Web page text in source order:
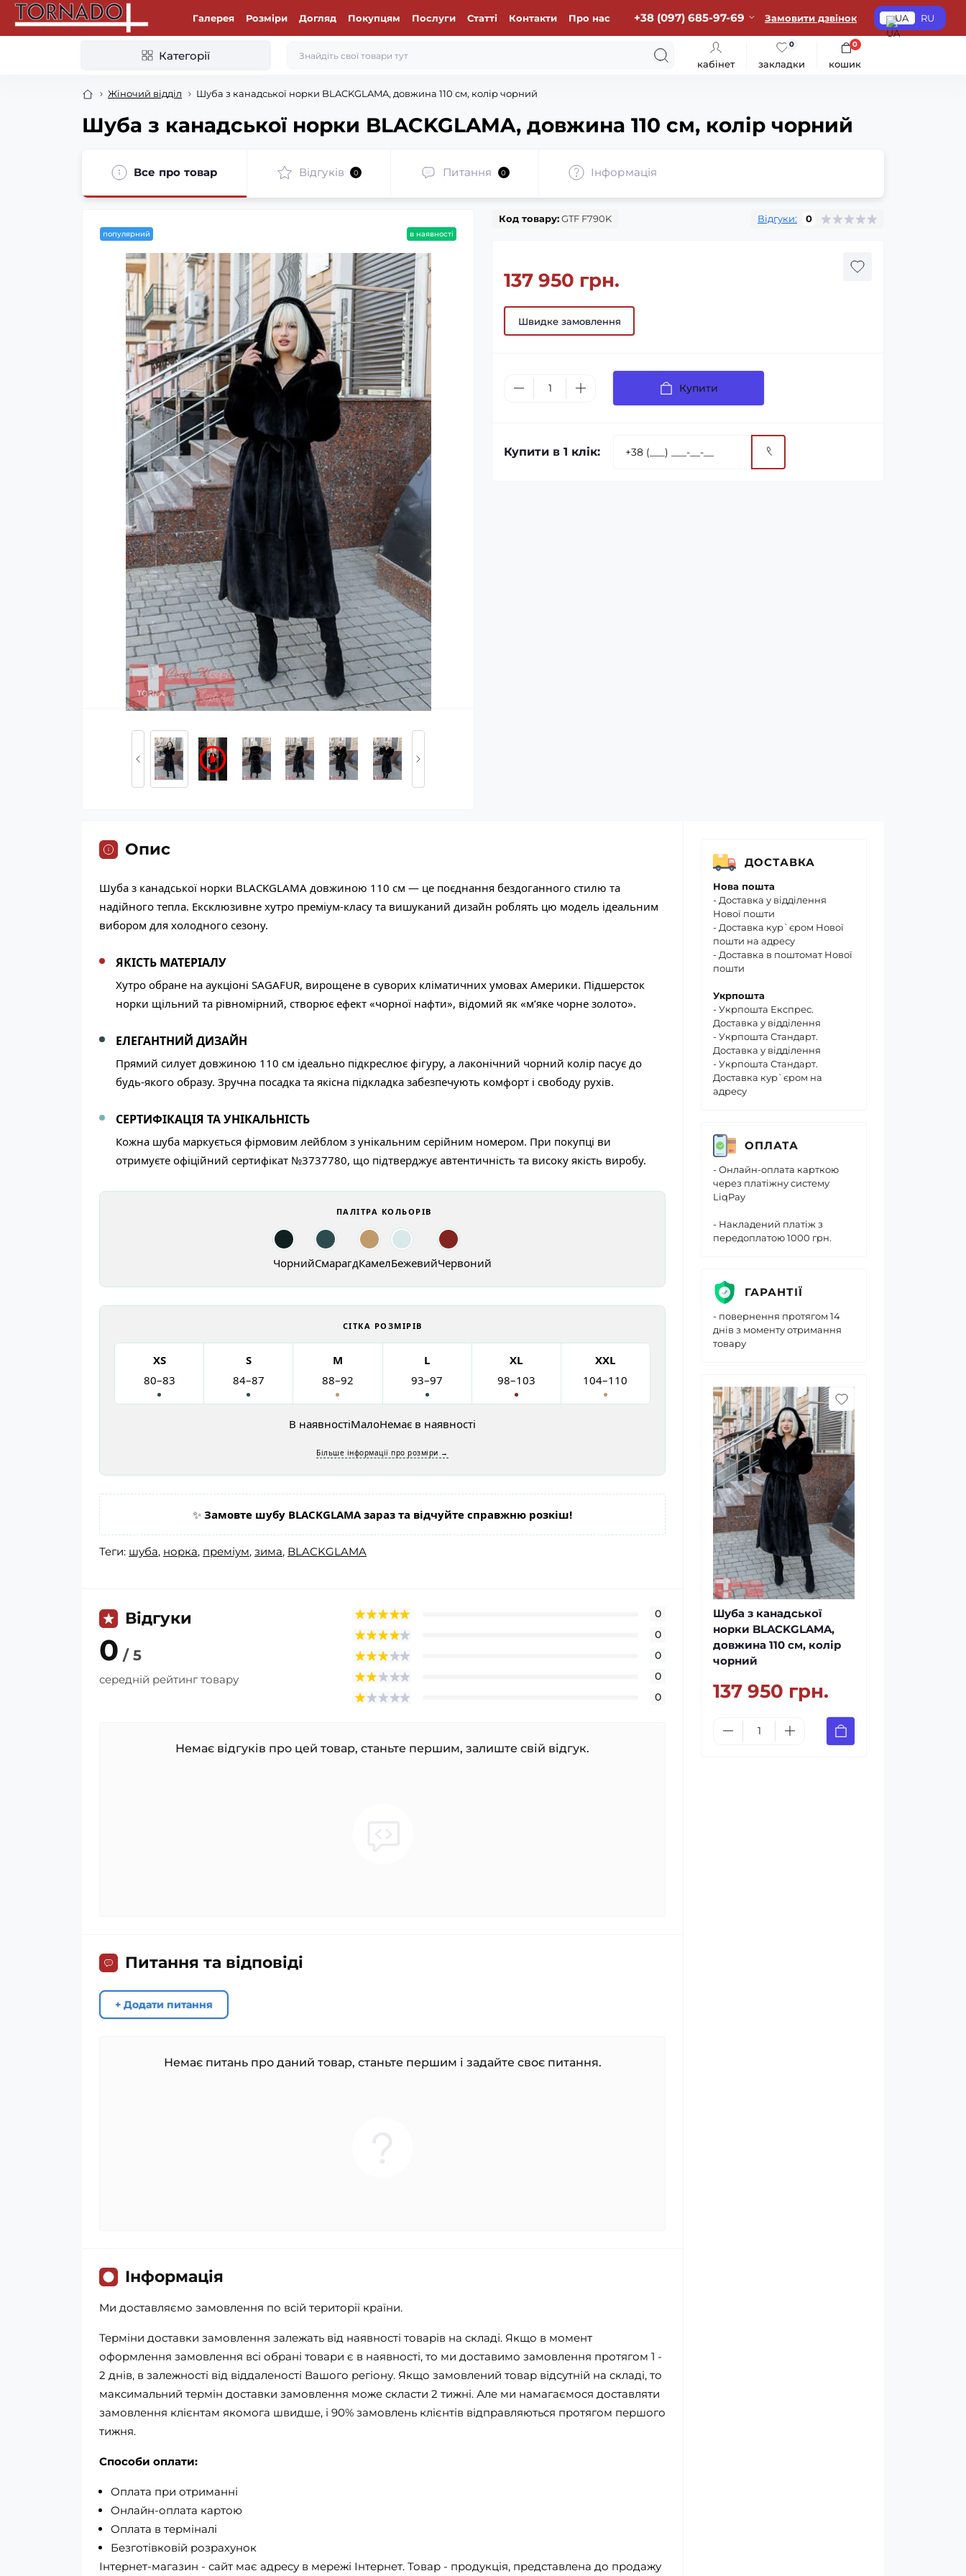
Галерея Розміри Догляд Покупцям Послуги Статті Контакти Про нас +38 (097) 685-97-69 Замовити дзвінок UA RU
Категорії
кабінет закладки
0
кошик
0
Жіночий відділ Шуба з канадської норки BLACKGLAMA, довжина 110 см, колір чорний
Шуба з канадської норки BLACKGLAMA, довжина 110 см, колір чорний
Все про товар Відгуків 0 Питання 0 Iнформація
популярний в наявності
Код товару:GTF F790K Відгуки: 0
137 950 грн.
Швидке замовлення
Купити
Купити в 1 клік:
Опис
Шуба з канадської норки BLACKGLAMA довжиною 110 см — це поєднання бездоганного стилю та
надійного тепла. Ексклюзивне хутро преміум-класу та вишуканий дизайн роблять цю модель ідеальним
вибором для холодного сезону.
ЯКІСТЬ МАТЕРІАЛУ
Хутро обране на аукціоні SAGAFUR, вирощене в суворих кліматичних умовах Америки. Підшерсток
норки щільний та рівномірний, створює ефект «чорної нафти», відомий як «м’яке чорне золото».
ЕЛЕГАНТНИЙ ДИЗАЙН
Прямий силует довжиною 110 см ідеально підкреслює фігуру, а лаконічний чорний колір пасує до
будь-якого образу. Зручна посадка та якісна підкладка забезпечують комфорт і свободу рухів.
СЕРТИФІКАЦІЯ ТА УНІКАЛЬНІСТЬ
Кожна шуба маркується фірмовим лейблом з унікальним серійним номером. При покупці ви
отримуєте офіційний сертифікат №3737780, що підтверджує автентичність та високу якість виробу.
ПАЛІТРА КОЛЬОРІВ
ЧорнийСмарагдКамелБежевийЧервоний
СІТКА РОЗМІРІВ
XS
80–83
S
84–87
M
88–92
L
93–97
XL
98–103
XXL
104–110
В наявностіМалоНемає в наявності
Більше інформації про розміри →
✨ Замовте шубу BLACKGLAMA зараз та відчуйте справжню розкіш!
Теги: шуба, норка, преміум, зима, BLACKGLAMA
Відгуки
0 / 5
середній рейтинг товару
0
0
0
0
0
Немає відгуків про цей товар, станьте першим, залиште свій відгук.
Питання та відповіді
+ Додати питання
Немає питань про даний товар, станьте першим і задайте своє питання.
Iнформація
Ми доставляємо замовлення по всій території країни.
Терміни доставки замовлення залежать від наявності товарів на складі. Якщо в момент
оформлення замовлення всі обрані товари є в наявності, то ми доставимо замовлення протягом 1 -
2 днів, в залежності від віддаленості Вашого регіону. Якщо замовлений товар відсутній на складі, то
максимальний термін доставки замовлення може скласти 2 тижні. Але ми намагаємося доставляти
замовлення клієнтам якомога швидше, і 90% замовлень клієнтів відправляються протягом першого
тижня.
Способи оплати:
Оплата при отриманні
Онлайн-оплата картою
Оплата в терміналі
Безготівковій розрахунок
Інтернет-магазин - сайт має адресу в мережі Інтернет. Товар - продукція, представлена ​​до продажу
ДОСТАВКА
Нова пошта
- Доставка у відділення
Нової пошти
- Доставка кур`єром Нової
пошти на адресу
- Доставка в поштомат Нової
пошти
Укрпошта
- Укрпошта Експрес.
Доставка у відділення
- Укрпошта Стандарт.
Доставка у відділення
- Укрпошта Стандарт.
Доставка кур`єром на
адресу
ОПЛАТА
- Онлайн-оплата карткою
через платіжну систему
LiqPay
- Накладений платіж з
передоплатою 1000 грн.
ГАРАНТІЇ
- повернення протягом 14
днів з моменту отримання
товару
Шуба з канадської
норки BLACKGLAMA,
довжина 110 см, колір
чорний
137 950 грн.